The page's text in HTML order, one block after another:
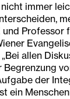
immer
Professor
allen
Begrenzung
der
ein